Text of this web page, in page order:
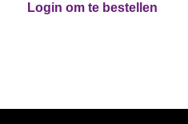
Login om te bestellen